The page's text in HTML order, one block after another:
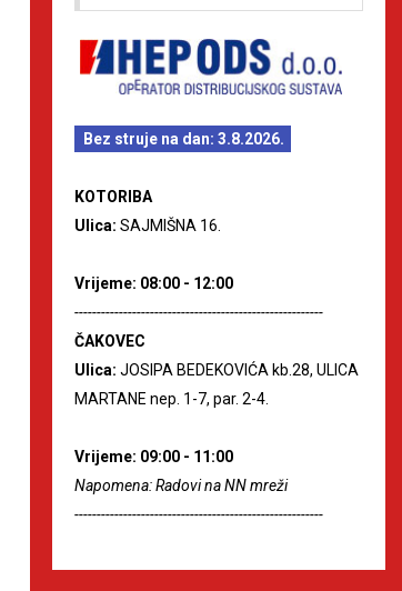
Bez struje na dan: 3.8.2026.
KOTORIBA
Ulica: SAJMIŠNA 16.
Vrijeme: 08:00 - 12:00
--------------------------------------------------------
ČAKOVEC
Ulica: JOSIPA BEDEKOVIĆA kb.28, ULICA
MARTANE nep. 1-7, par. 2-4.
Vrijeme: 09:00 - 11:00
Napomena: Radovi na NN mreži
--------------------------------------------------------